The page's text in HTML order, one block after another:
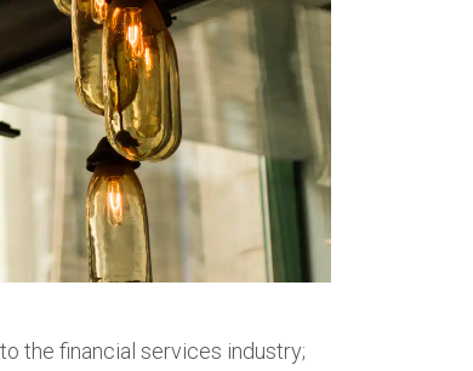
the financial services industry;